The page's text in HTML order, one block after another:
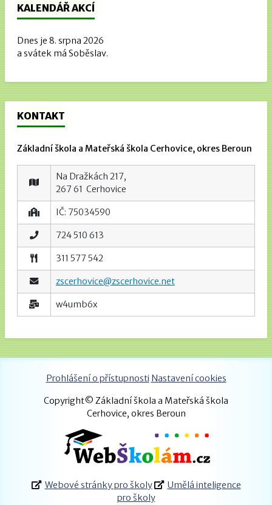
KALENDÁŘ AKCÍ
Dnes je 8. srpna 2026
a svátek má Soběslav.
KONTAKT
Základní škola a Mateřská škola Cerhovice, okres Beroun
Na Dražkách 217,
267 61 Cerhovice
IČ: 75034590
724 510 613
311 577 542
zscerhovice@zscerhovice.net
w4umb6x
Prohlášení o přístupnosti Nastavení cookies
Copyright© Základní škola a Mateřská škola
Cerhovice, okres Beroun
Webové stránky pro školy
Umělá inteligence
pro školy